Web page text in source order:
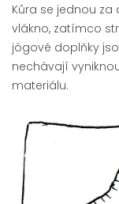
Kůra se jednou za
vlákno, zatímco
jógové doplňky
nechávají
materiálu.